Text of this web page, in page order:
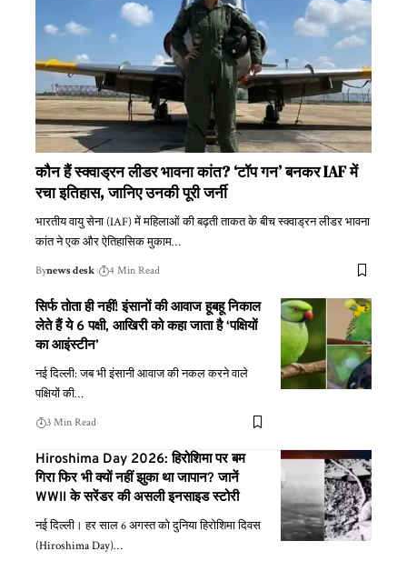
कौन हैं स्क्वाड्रन लीडर भावना कांत? ‘टॉप गन’ बनकर IAF में
रचा इतिहास, जानिए उनकी पूरी जर्नी
भारतीय वायु सेना (IAF) में महिलाओं की बढ़ती ताकत के बीच स्क्वाड्रन लीडर भावना
कांत ने एक और ऐतिहासिक मुकाम…
Bynews desk 4 Min Read
सिर्फ तोता ही नहीं! इंसानों की आवाज हूबहू निकाल
लेते हैं ये 6 पक्षी, आखिरी को कहा जाता है ‘पक्षियों
का आइंस्टीन’
नई दिल्ली: जब भी इंसानी आवाज की नकल करने वाले
पक्षियों की…
3 Min Read
Hiroshima Day 2026: हिरोशिमा पर बम
गिरा फिर भी क्यों नहीं झुका था जापान? जानें
WWII के सरेंडर की असली इनसाइड स्टोरी
नई दिल्ली। हर साल 6 अगस्त को दुनिया हिरोशिमा दिवस
(Hiroshima Day)…